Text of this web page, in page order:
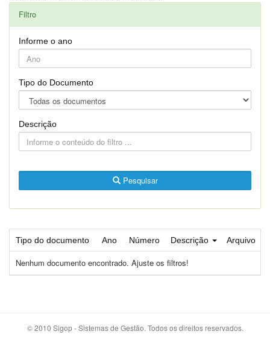
Filtro
Informe o ano
Tipo do Documento
Descrição
Pesquisar
Tipo do documento Ano Número Descrição Arquivo
Nenhum documento encontrado. Ajuste os filtros!
© 2010 Sigop - Sistemas de Gestão. Todos os direitos reservados.